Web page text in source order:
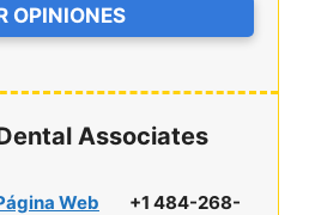
OPINIONES
Associates
Web
+1 484-268-